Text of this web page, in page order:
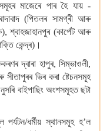
মাজেৰে পাৰ হৈ যায় -
(পিতলৰ সামগ্ৰী আৰু
শ্বাহজাহানপুৰ (কাৰ্পেট আৰু
কেন্দ্ৰ)।
দ্বাৰা হাপুৰ, সিম্ভাওলী,
সীতাপুৰৰ ভিৰ কৰা ষ্টেচনসমূহ
বাইপাছিং অংশসমূহত ছটা
ধৰ্মীয় স্থানসমূহ হ’ল